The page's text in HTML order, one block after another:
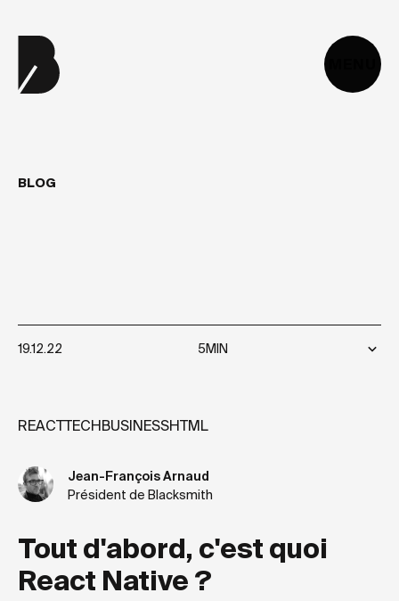
BLOG
19.12.22 5MIN
REACTTECHBUSINESSHTML
Jean-François Arnaud
Président de Blacksmith
Tout d'abord, c'est quoi
React Native ?